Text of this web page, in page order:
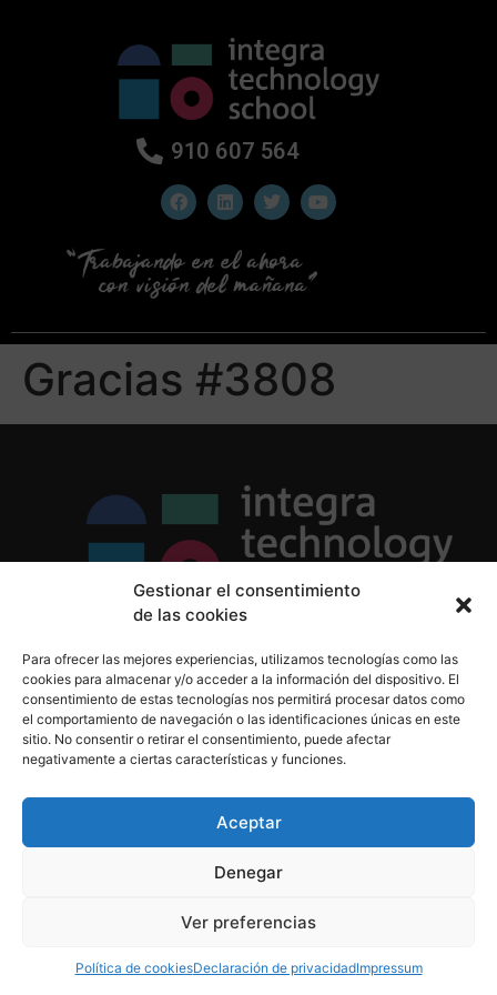
Gestionar el consentimiento
de las cookies
Para ofrecer las mejores experiencias, utilizamos tecnologías como las
cookies para almacenar y/o acceder a la información del dispositivo. El
consentimiento de estas tecnologías nos permitirá procesar datos como
el comportamiento de navegación o las identificaciones únicas en este
sitio. No consentir o retirar el consentimiento, puede afectar
negativamente a ciertas características y funciones.
Aceptar
Denegar
Ver preferencias
Política de cookiesDeclaración de privacidadImpressum
910 607 564
Gracias #3808
Política de Cookies
Aviso Legal
910 607 564
derechos reservados